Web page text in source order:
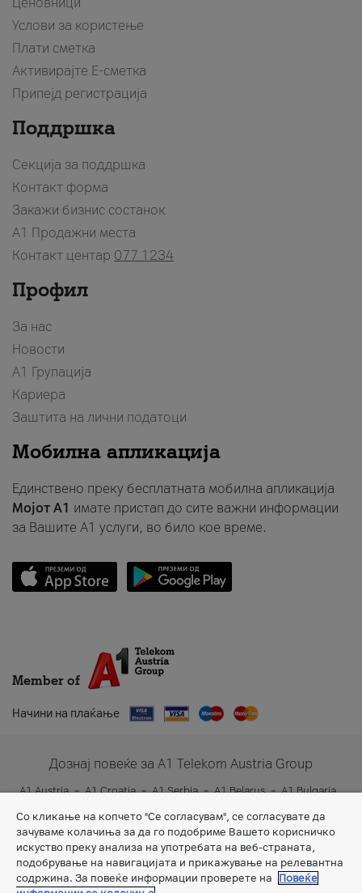
Ценовници
Услови за користење
Плати сметка
Активирајте Е-сметка
Припејд регистрација
Поддршка
Секција за поддршка
Контакт форма
Закажи бизнис состанок
A1 Продажни места
Контакт центар 077 1234
Профил
За нас
Новости
А1 Групација
Кариера
Заштита на лични податоци
Мобилна апликација
Единствено преку бесплатната мобилна апликација
Мојот A1 имате пристап до сите важни информации
за Вашите A1 услуги, во било кое време.
Member of
Начини на плаќање
Дознај повеќе за A1 Telekom Austria Group
A1 Austria A1 Croatia A1 Serbia A1 Belarus
A1 Bulgaria
Со кликање на копчето "Се согласувам", се согласувате да
зачуваме колачиња за да го подобриме Вашето корисничко
искуство преку анализа на употребата на веб-страната,
подобрување на навигацијата и прикажување на релевантна
содржина. За повеќе информации проверете на
Повеќе